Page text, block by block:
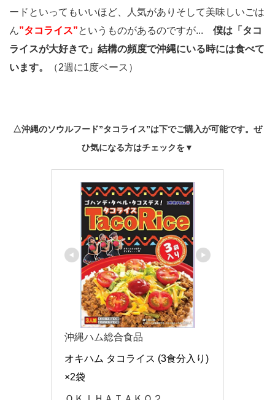
ードといってもいいほど、人気がありそして美味しいごは
ん”タコライス”というものがあるのですが... 僕は「タコ
ライスが大好きで」結構の頻度で沖縄にいる時には食べて
います。
（2週に1度ペース）
△沖縄のソウルフード”タコライス”は下でご購入が可能です。ぜ
ひ気になる方はチェックを▼
沖縄ハム総合食品
オキハム タコライス (3食分入り)
×2袋